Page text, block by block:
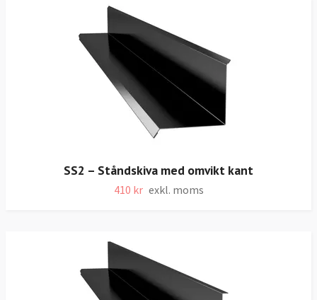
SS2 – Ståndskiva med omvikt kant
410 kr exkl. moms